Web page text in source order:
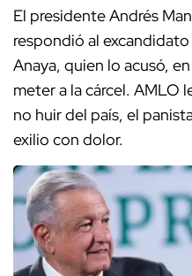
El presidente Andrés
respondió al
Anaya, quien lo acusó,
meter a la cárcel. AMLO
no huir del país, el
exilio con dolor.